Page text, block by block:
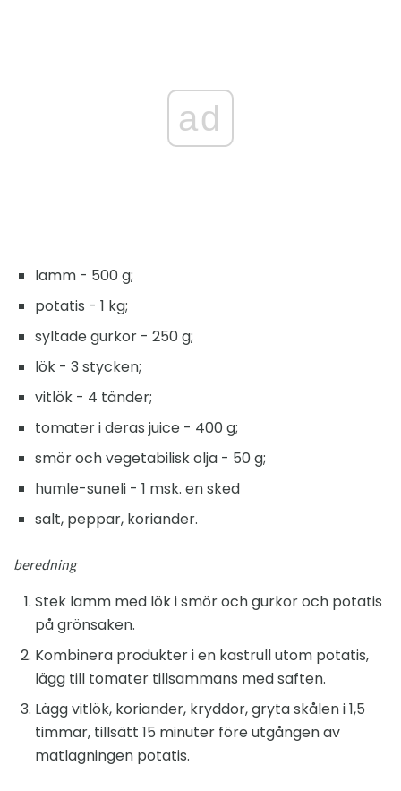
ad
lamm - 500 g;
potatis - 1 kg;
syltade gurkor - 250 g;
lök - 3 stycken;
vitlök - 4 tänder;
tomater i deras juice - 400 g;
smör och vegetabilisk olja - 50 g;
humle-suneli - 1 msk. en sked
salt, peppar, koriander.
beredning
Stek lamm med lök i smör och gurkor och potatis
på grönsaken.
Kombinera produkter i en kastrull utom potatis,
lägg till tomater tillsammans med saften.
Lägg vitlök, koriander, kryddor, gryta skålen i 1,5
timmar, tillsätt 15 minuter före utgången av
matlagningen potatis.